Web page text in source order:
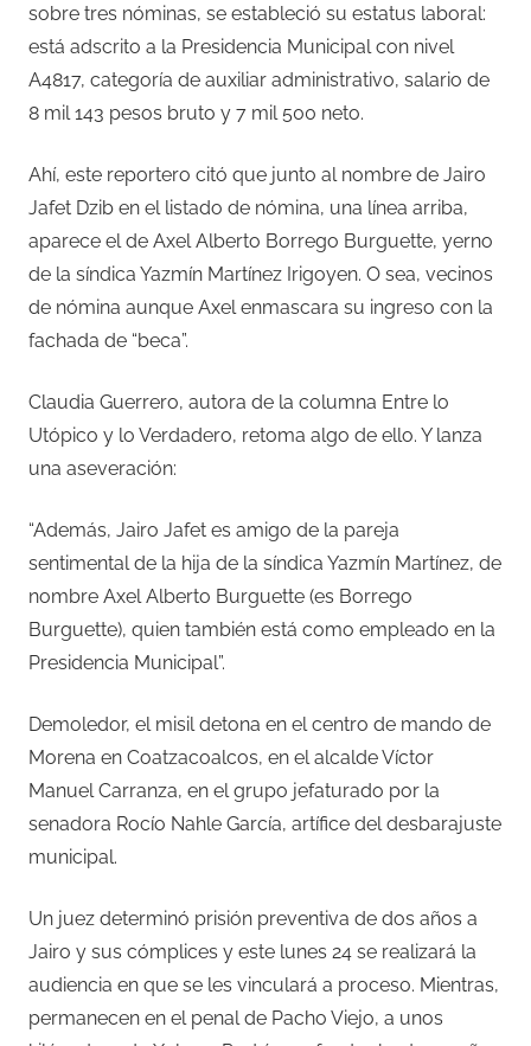
sobre tres nóminas, se estableció su estatus laboral:
está adscrito a la Presidencia Municipal con nivel
A4817, categoría de auxiliar administrativo, salario de
8 mil 143 pesos bruto y 7 mil 500 neto.
Ahí, este reportero citó que junto al nombre de Jairo
Jafet Dzib en el listado de nómina, una línea arriba,
aparece el de Axel Alberto Borrego Burguette, yerno
de la síndica Yazmín Martínez Irigoyen. O sea, vecinos
de nómina aunque Axel enmascara su ingreso con la
fachada de “beca”.
Claudia Guerrero, autora de la columna Entre lo
Utópico y lo Verdadero, retoma algo de ello. Y lanza
una aseveración:
“Además, Jairo Jafet es amigo de la pareja
sentimental de la hija de la síndica Yazmín Martínez, de
nombre Axel Alberto Burguette (es Borrego
Burguette), quien también está como empleado en la
Presidencia Municipal”.
Demoledor, el misil detona en el centro de mando de
Morena en Coatzacoalcos, en el alcalde Víctor
Manuel Carranza, en el grupo jefaturado por la
senadora Rocío Nahle García, artífice del desbarajuste
municipal.
Un juez determinó prisión preventiva de dos años a
Jairo y sus cómplices y este lunes 24 se realizará la
audiencia en que se les vinculará a proceso. Mientras,
permanecen en el penal de Pacho Viejo, a unos